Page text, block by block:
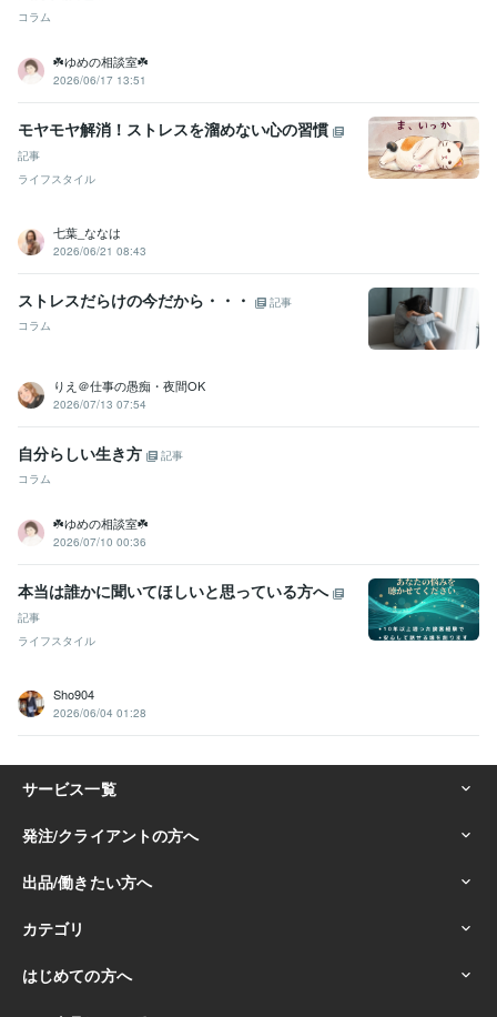
コラム
☘️ゆめの相談室☘️
2026/06/17 13:51
モヤモヤ解消！ストレスを溜めない心の習慣
記事
ライフスタイル
七葉_ななは
2026/06/21 08:43
ストレスだらけの今だから・・・
記事
コラム
りえ＠仕事の愚痴・夜間OK
2026/07/13 07:54
自分らしい生き方
記事
コラム
☘️ゆめの相談室☘️
2026/07/10 00:36
本当は誰かに聞いてほしいと思っている方へ
記事
ライフスタイル
Sho904
2026/06/04 01:28